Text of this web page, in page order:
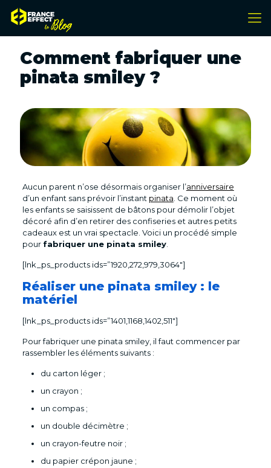
Comment fabriquer une
pinata smiley ?
Aucun parent n’ose désormais organiser l’anniversaire
d’un enfant sans prévoir l’instant pinata . Ce moment où
les enfants se saisissent de bâtons pour démolir l’objet
décoré afin d’en retirer des confiseries et autres petits
cadeaux est un vrai spectacle. Voici un procédé simple
pour fabriquer une pinata smiley.
[lnk_ps_products ids=”1920,272,979,3064″]
Réaliser une pinata smiley : le
matériel
[lnk_ps_products ids=”1401,1168,1402,511″]
Pour fabriquer une pinata smiley, il faut commencer par
rassembler les éléments suivants :
du carton léger ;
un crayon ;
un compas ;
un double décimètre ;
un crayon-feutre noir ;
du papier crépon jaune ;